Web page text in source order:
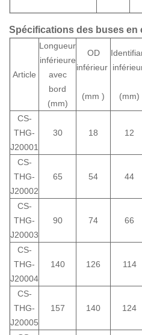
Spécifications des buses en
Article
Longueur
inférieure
avec
bord
(mm)
OD
inférieur
(mm ) (mm)
CS-
THG-
J20001
30 18 12
CS-
THG-
J20002
65 54 44
CS-
THG-
J20003
90 74 66
CS-
THG-
J20004
140 126 114
CS-
THG-
J20005
157 140 124